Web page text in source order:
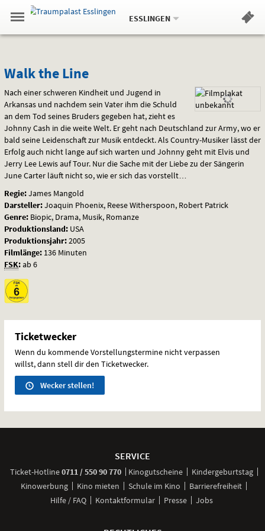
Springe
zum
,zum
.
Navigation
Gehe
zur
Standortauswahl
Standort:
ESSLINGEN.
Hinweis
Walk
the
Line
Walk the Line
Nach einer schweren Kindheit und Jugend in
Arkansas und nachdem sein Vater ihm die Schuld
an dem Tod seines Bruders gegeben hat, zieht es
Johnny Cash in die weite Welt. Er geht nach Deutschland zur Army, wo er
bald seine Leidenschaft zur Musik entdeckt. Als Country-Musiker lässt der
Erfolg auch nicht lange auf sich warten und Johnny geht mit Elvis und
Jerry Lee Lewis auf Tour. Nur die Sache mit der Liebe zu der Sängerin
June Carter läuft nicht so, wie er sich das vorstellt…
Regie:James Mangold
Darsteller:Joaquin Phoenix, Reese Witherspoon, Robert Patrick
Genre: Biopic, Drama, Musik, Romanze
Produktionsland: USA
Produktionsjahr:2005
Filmlänge: 136 Minuten
FSK:ab 6
Ticketwecker
Wenn du kommende Vorstellungstermine nicht verpassen
willst, dann stell dir den Ticketwecker.
Wecker stellen!
SERVICE
Ticket-Hotline0711 / 550 90 770anrufen
Kinogutscheine
Kindergeburtstag
Kinowerbung
Kino mieten Schule im Kino
Barrierefreiheit
Hilfe / FAQ
Kontaktformular Presse Jobs